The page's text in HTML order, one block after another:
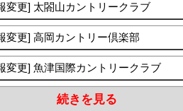
変更] 太閤山カントリークラブ
変更] 高岡カントリー倶楽部
変更] 魚津国際カントリークラブ
続きを見る